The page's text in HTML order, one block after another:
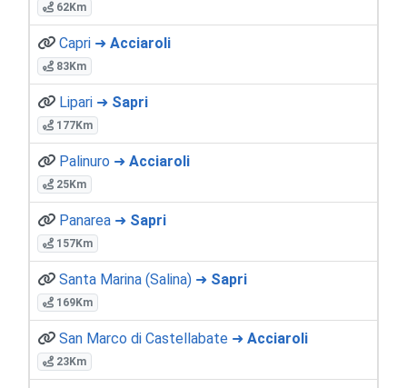
62Km
Capri ➜ Acciaroli
83Km
Lipari ➜ Sapri
177Km
Palinuro ➜ Acciaroli
25Km
Panarea ➜ Sapri
157Km
Santa Marina (Salina) ➜ Sapri
169Km
San Marco di Castellabate ➜ Acciaroli
23Km